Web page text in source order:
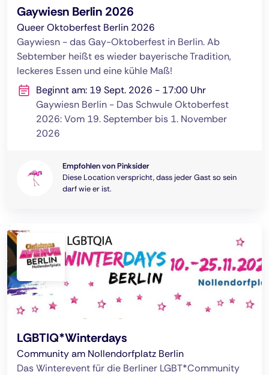
Gaywiesn Berlin 2026
Queer Oktoberfest Berlin 2026
Gaywiesn - das Gay-Oktoberfest in Berlin. Ab
Sebtember heißt es wieder bayerische Tradition,
leckeres Essen und eine kühle Maß!
Beginnt am: 19 Sept. 2026 - 17:00 Uhr
Gaywiesn Berlin - Das Schwule Oktoberfest
2026: Vom 19. September bis 1. November
2026
Empfohlen von Pinksider
Diese Location verspricht, dass jeder Gast so sein
darf wie er ist.
LGBTIQ*Winterdays
Community am Nollendorfplatz Berlin
Das Winterevent für die Berliner LGBT*Community